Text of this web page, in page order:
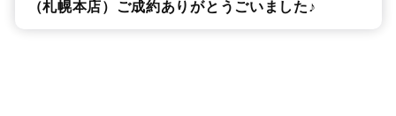
（札幌本店）ご成約ありがとうごいました♪